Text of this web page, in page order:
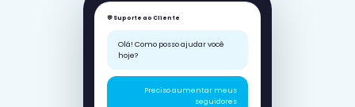
💬 Suporte ao Cliente
Olá! Como posso ajudar você
hoje?
Preciso aumentar meus
seguidores